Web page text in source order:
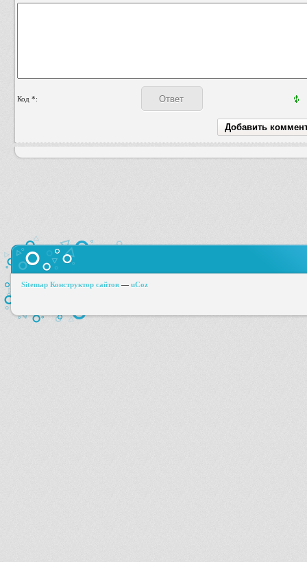
Код *:
Sitemap Конструктор сайтов — uCoz